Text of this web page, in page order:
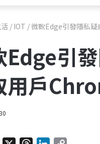
/ IOT /微軟Edge引發隱私
Edge引
用戶